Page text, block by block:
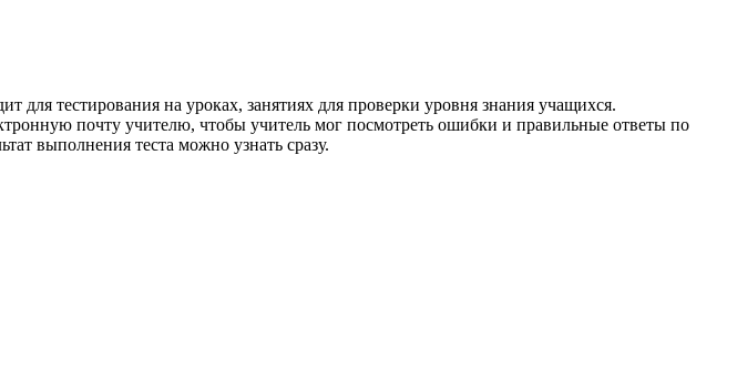
для тестирования на уроках, занятиях для проверки уровня знания учащихся.
почту учителю, чтобы учитель мог посмотреть ошибки и правильные ответы по
выполнения теста можно узнать сразу.